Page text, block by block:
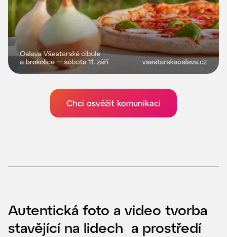
Chci osvěžit komunikaci
Autentická foto a video tvorba
stavějící na lidech a prostředí